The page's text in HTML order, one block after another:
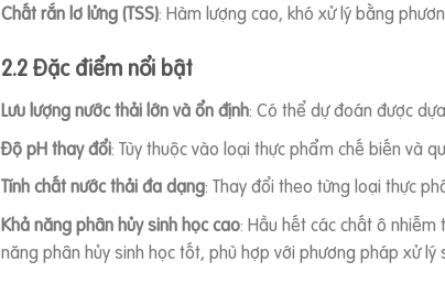
Chất rắn lơ lửng (TSS): Hàm lượng cao, khó xử lý bằng
2.2 Đặc điểm nổi bật
Lưu lượng nước thải lớn và ổn định: Có thể dự đoán được
Độ pH thay đổi: Tùy thuộc vào loại thực phẩm chế biến và
Tính chất nước thải đa dạng: Thay đổi theo từng loại thực
Khả năng phân hủy sinh học cao: Hầu hết các chất ô nhiễm
năng phân hủy sinh học tốt, phù hợp với phương pháp xử lý